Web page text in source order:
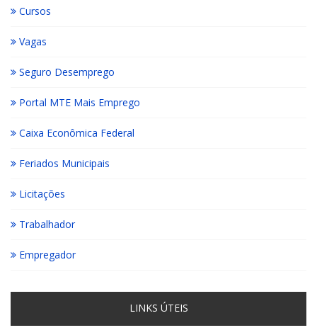
Cursos
Vagas
Seguro Desemprego
Portal MTE Mais Emprego
Caixa Econômica Federal
Feriados Municipais
Licitações
Trabalhador
Empregador
LINKS ÚTEIS